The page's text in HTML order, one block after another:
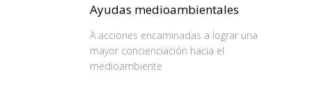
Ayudas medioambientales
A acciones encaminadas a lograr una
mayor concienciación hacia el
medioambiente